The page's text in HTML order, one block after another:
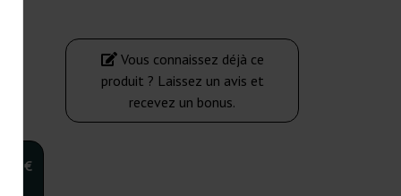
€
Vous connaissez déjà ce
produit ? Laissez un avis et
recevez un bonus.